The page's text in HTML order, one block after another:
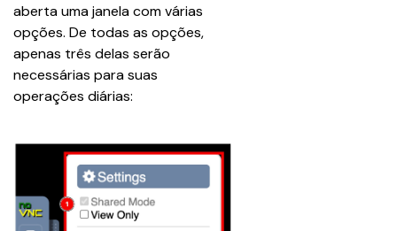
aberta uma janela com várias
opções. De todas as opções,
apenas três delas serão
necessárias para suas
operações diárias: